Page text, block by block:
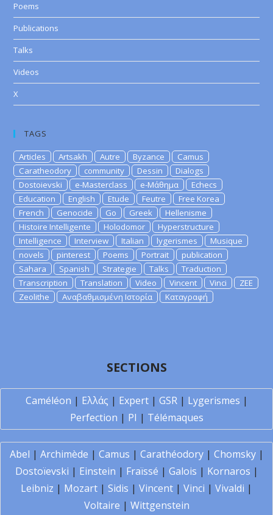
Poems
Publications
Talks
Videos
X
TAGS
Articles Artsakh Autre Byzance
Camus
Caratheodory
community Dessin
Dialogs
Dostoievski
e-Masterclass e-Μάθημα
Echecs
Education
English Etude Feutre
Free Korea
French
Genocide Go Greek
Hellenisme
Histoire Intelligente
Holodomor
Hyperstructure
Intelligence
Interview Italian lygerismes
Musique
novels
pinterest Poems Portrait
publication
Sahara
Spanish Strategie Talks
Traduction
Transcription
Translation Video Vincent Vinci
ZEE
Zeolithe
Αναβαθμισμένη Ιστορία Καταγραφή
SECTIONS
Caméléon | Ελλάς | Expert| GSR| Lygerismes |
Perfection | PI | Télémaques
Abel | Archimède | Camus | Carathéodory| Chomsky|
Dostoïevski | Einstein | Fraïssé | Galois | Kornaros |
Leibniz | Mozart | Sidis | Vincent | Vinci | Vivaldi |
Voltaire | Wittgenstein